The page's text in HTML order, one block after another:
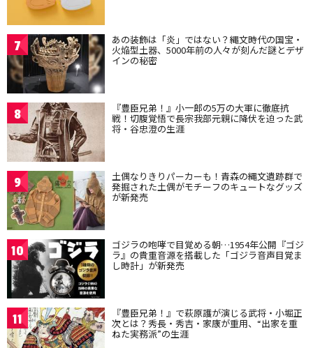
7 あの装飾は「炎」ではない？縄文時代の国宝・
火焔型土器、5000年前の人々が刻んだ謎とデザ
インの秘密
8 『豊臣兄弟！』小一郎の5万の大軍に徹底抗
戦！切腹覚悟で長宗我部元親に降伏を迫った武
将・谷忠澄の生涯
9 土偶なりきりパーカーも！青森の縄文遺跡群で
発掘された土偶がモチーフのキュートなグッズ
が新発売
10 ゴジラの咆哮で目覚める朝…1954年公開『ゴジ
ラ』の貴重音源を搭載した「ゴジラ音声目覚ま
し時計」が新発売
11 『豊臣兄弟！』で萩原護が演じる武将・小堀正
次とは？秀長・秀吉・家康が重用、“出家を重
ねた実務派”の生涯